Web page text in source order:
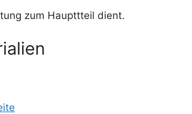
zum Haupttteil dient.